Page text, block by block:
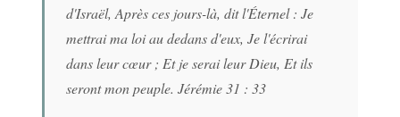
d'Israël, Après ces jours-là, dit l'Éternel : Je
mettrai ma loi au dedans d'eux, Je l'écrirai
dans leur cœur ; Et je serai leur Dieu, Et ils
seront mon peuple. Jérémie 31 : 33